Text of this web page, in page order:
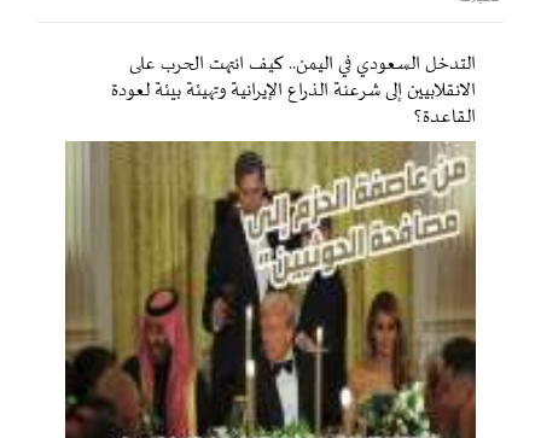
التدخل السعودي في اليمن.. كيف انتهت الحرب على
الانقلابيين إلى شرعنة الذراع الإيرانية وتهيئة بيئة لعودة
القاعدة؟